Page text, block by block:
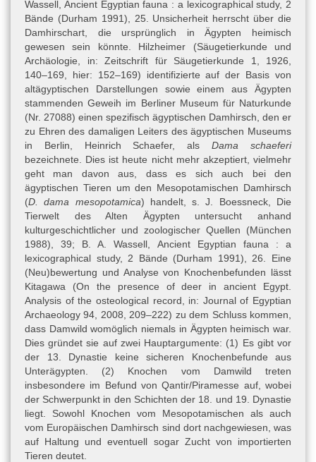
- von Deines – Grapow – Westendorf 1958 I: H. von Deines – H.
Grapow – W. Westendorf, Grundriss der Medizin der alten
Ägypter. IV,1. Übersetzung der medizinischen Texte (Berlin 1958),
- von Deines – Grapow – Westendorf 1958 II: H. von Deines – H.
Grapow – W. Westendorf, Grundriss der Medizin der alten
Ägypter. IV,2. Übersetzung der medizinischen Texte.
Erläuterungen (Berlin 1958), 67.
- Devéria 1872: T. Devéria, Catalogue des manuscrits égyptiens.
Écrits sur papyrus, toile, tablettes et ostraca en charactères
hiéroglyphiques, hiératiques, démotiques, grecs, coptes, arabes
et latins qui sont conservés au Musée égyptien du Louvre (Paris
1872), 189 (Nr. IX, 15).
- Grapow 1958: H. Grapow, Grundriss der Medizin der alten
Ägypter. V. Die medizinischen Texte in hieroglyphischer
Umschreibung autographiert (Berlin 1958), 107.
- Jonckheere 1954: F. Jonckheere, Prescriptions médicales sur
ostraca hiératiques, in: Chronique d’Égypte 29 (57), 1954, 46–61,
hier: 53–56.
- Mudry 2006: A. Mudry, Otology in Medical Papyri in Ancient
Egypt, in: The Mediterranean Journal of Otology 3, 2006, 133–
142, hier: 141 mit Abb. 6.
- Spiegelberg 1893: W. Spiegelberg, Varia. III. Ein medicinischer
Text auf einem hieratischen Ostracon, in: Recueil de Travaux
Relatifs à la Philologie et à l'Archéologie Égyptiennes et
Assyriennes 15, 1893, 67–69, hier: 67–68.
- Westendorf 1999: W. Westendorf, Handbuch der altägyptischen
Medizin, Handbuch der Orientalistik I 36,1 (Leiden/Boston/Köln
1999), 60–61, 160.
Wassell, Ancient Egyptian fauna : a lexicographical study, 2
Bände (Durham 1991), 25. Unsicherheit herrscht über die
Damhirschart, die ursprünglich in Ägypten heimisch
gewesen sein könnte. Hilzheimer (Säugetierkunde und
Archäologie, in: Zeitschrift für Säugetierkunde 1, 1926,
140–169, hier: 152–169) identifizierte auf der Basis von
altägyptischen Darstellungen sowie einem aus Ägypten
stammenden Geweih im Berliner Museum für Naturkunde
(Nr. 27088) einen spezifisch ägyptischen Damhirsch, den er
zu Ehren des damaligen Leiters des ägyptischen Museums
in Berlin, Heinrich Schaefer, alsDama schaeferi
bezeichnete. Dies ist heute nicht mehr akzeptiert, vielmehr
geht man davon aus, dass es sich auch bei den
ägyptischen Tieren um den Mesopotamischen Damhirsch
(D. dama mesopotamica) handelt, s.J. Boessneck, Die
Tierwelt des Alten Ägypten untersucht anhand
kulturgeschichtlicher und zoologischer Quellen (München
1988) , 39; B. A. Wassell, Ancient Egyptian fauna : a
lexicographical study, 2 Bände (Durham 1991), 26. Eine
(Neu)bewertung und Analyse von Knochenbefunden lässt
Kitagawa (On the presence of deer in ancient Egypt.
Analysis of the osteological record, in: Journal of Egyptian
Archaeology 94, 2008, 209–222) zu dem Schluss kommen,
dass Damwild womöglich niemals in Ägypten heimisch war.
Dies gründet sie auf zwei Hauptargumente: (1) Es gibt vor
der 13. Dynastie keine sicheren Knochenbefunde aus
Unterägypten. (2) Knochen vom Damwild treten
insbesondere im Befund von Qantir/Piramesse auf, wobei
der Schwerpunkt in den Schichten der 18. und 19. Dynastie
liegt. Sowohl Knochen vom Mesopotamischen als auch
vom Europäischen Damhirsch sind dort nachgewiesen, was
auf Haltung und eventuell sogar Zucht von importierten
Tieren deutet.